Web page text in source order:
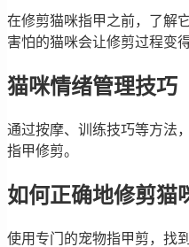
在修剪猫咪指甲之前，了解
害怕的猫咪会让修剪过程变得
猫咪情绪管理技巧
通过按摩、训练技巧等方法
指甲修剪。
如何正确地修剪猫
使用专门的宠物指甲剪，找